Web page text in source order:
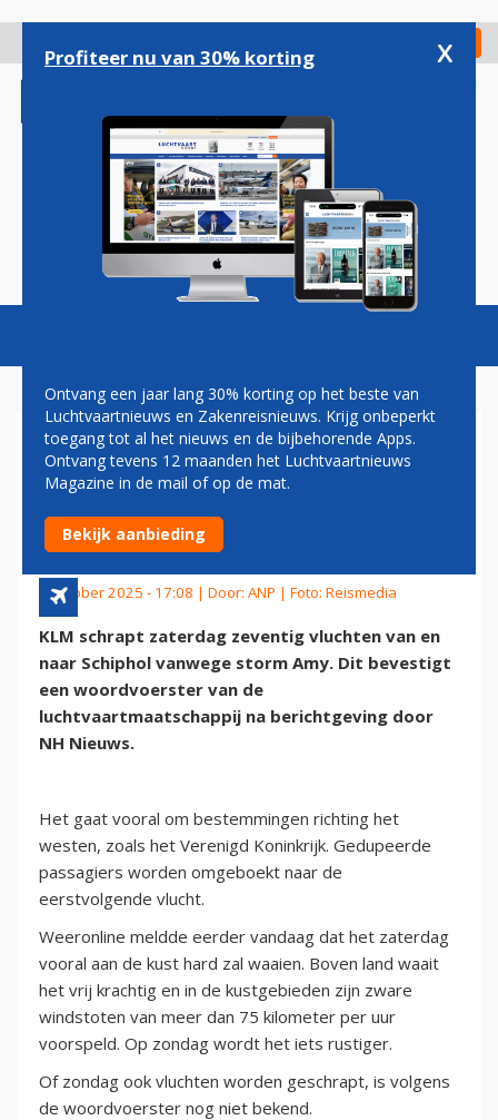
gaan
Check in
Magazine Podcasts Vacatures
KLM SCHRAPT ZATERDAG 70
VLUCHTEN VAN EN NAAR
SCHIPHOL VANWEGE STORM
3 oktober 2025 - 17:08 | Door: ANP | Foto: Reismedia
KLM schrapt zaterdag zeventig vluchten van en
naar Schiphol vanwege storm Amy. Dit bevestigt
een woordvoerster van de
luchtvaartmaatschappij na berichtgeving door
NH Nieuws.
Het gaat vooral om bestemmingen richting het
westen, zoals het Verenigd Koninkrijk. Gedupeerde
passagiers worden omgeboekt naar de
eerstvolgende vlucht.
Weeronline meldde eerder vandaag dat het zaterdag
vooral aan de kust hard zal waaien. Boven land waait
het vrij krachtig en in de kustgebieden zijn zware
windstoten van meer dan 75 kilometer per uur
voorspeld. Op zondag wordt het iets rustiger.
Of zondag ook vluchten worden geschrapt, is volgens
de woordvoerster nog niet bekend.
Profiteer nu van 30% korting x
Ontvang een jaar lang 30% korting op het beste van
Luchtvaartnieuws en Zakenreisnieuws. Krijg onbeperkt
toegang tot al het nieuws en de bijbehorende Apps.
Ontvang tevens 12 maanden het Luchtvaartnieuws
Magazine in de mail of op de mat.
Bekijk aanbieding